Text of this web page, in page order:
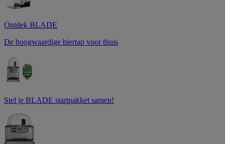
Ontdek BLADE
De hoogwaardige biertap voor thuis
Stel je BLADE startpakket samen!